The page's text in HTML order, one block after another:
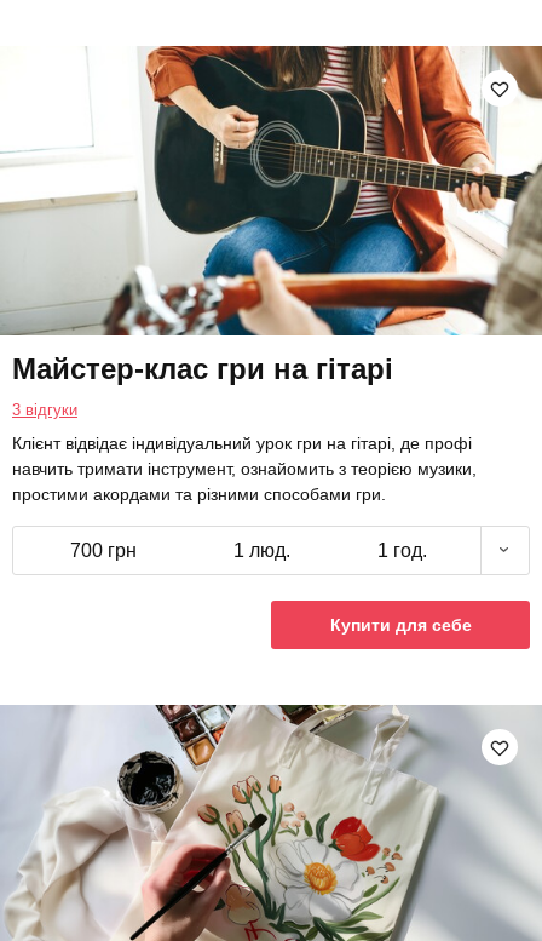
Майстер-клас гри на гітарі
3 відгуки
Клієнт відвідає індивідуальний урок гри на гітарі, де профі
навчить тримати інструмент, ознайомить з теорією музики,
простими акордами та різними способами гри.
700 грн 1 люд. 1 год.
Купити для себе